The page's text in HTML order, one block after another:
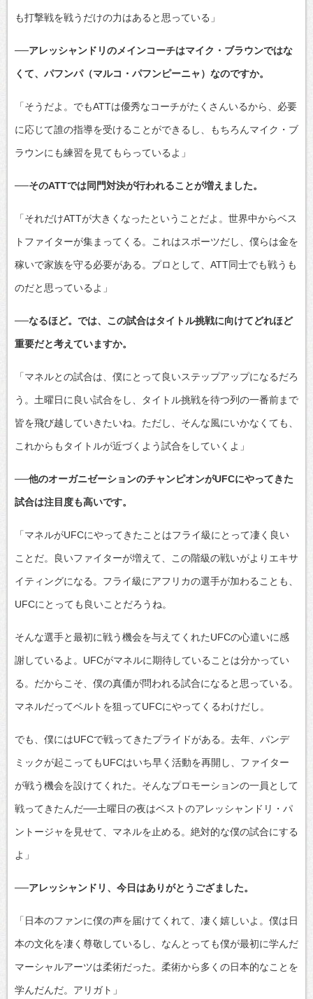
も打撃戦を戦うだけの力はあると思っている」
──アレッシャンドリのメインコーチはマイク・ブラウンではな
くて、パフンパ（マルコ・パフンピーニャ）なのですか。
「そうだよ。でもATTは優秀なコーチがたくさんいるから、必要
に応じて誰の指導を受けることができるし、もちろんマイク・ブ
ラウンにも練習を見てもらっているよ」
──そのATTでは同門対決が行われることが増えました。
「それだけATTが大きくなったということだよ。世界中からベス
トファイターが集まってくる。これはスポーツだし、僕らは金を
稼いで家族を守る必要がある。プロとして、ATT同士でも戦うも
のだと思っているよ」
──なるほど。では、この試合はタイトル挑戦に向けてどれほど
重要だと考えていますか。
「マネルとの試合は、僕にとって良いステップアップになるだろ
う。土曜日に良い試合をし、タイトル挑戦を待つ列の一番前まで
皆を飛び越していきたいね。ただし、そんな風にいかなくても、
これからもタイトルが近づくよう試合をしていくよ」
──他のオーガニゼーションのチャンピオンがUFCにやってきた
試合は注目度も高いです。
「マネルがUFCにやってきたことはフライ級にとって凄く良い
ことだ。良いファイターが増えて、この階級の戦いがよりエキサ
イティングになる。フライ級にアフリカの選手が加わることも、
UFCにとっても良いことだろうね。
そんな選手と最初に戦う機会を与えてくれたUFCの心遣いに感
謝しているよ。UFCがマネルに期待していることは分かってい
る。だからこそ、僕の真価が問われる試合になると思っている。
マネルだってベルトを狙ってUFCにやってくるわけだし。
でも、僕にはUFCで戦ってきたプライドがある。去年、パンデ
ミックが起こってもUFCはいち早く活動を再開し、ファイター
が戦う機会を設けてくれた。そんなプロモーションの一員として
戦ってきたんだ──土曜日の夜はベストのアレッシャンドリ・パ
ントージャを見せて、マネルを止める。絶対的な僕の試合にする
よ」
──アレッシャンドリ、今日はありがとうござました。
「日本のファンに僕の声を届けてくれて、凄く嬉しいよ。僕は日
本の文化を凄く尊敬しているし、なんとっても僕が最初に学んだ
マーシャルアーツは柔術だった。柔術から多くの日本的なことを
学んだんだ。アリガト」